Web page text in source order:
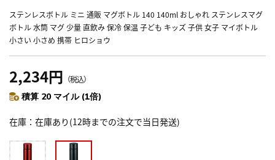
ステンレスボトル ミニ 通販 マグボトル 140 140ml おしゃれ ステンレスマグ
ボトル 水筒 マグ 少量 直飲み 保冷 保温 子ども キッズ 子供 女子 マイボトル
小さい 小さめ 携帯 ヒロショウ
2,234円 （税込）
積算 20 マイル (1倍)
在庫 在庫あり(12時までの注文で当日発送)